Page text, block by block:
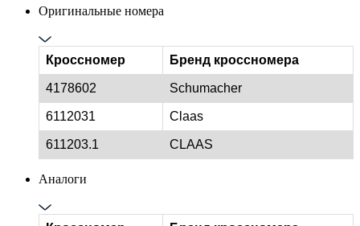
Оригинальные номера
Кроссномер Бренд кроссномера
4178602 Schumacher
6112031 Claas
611203.1 CLAAS
Аналоги